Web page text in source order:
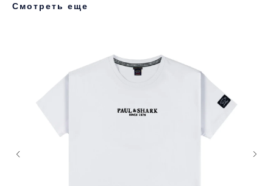
Смотреть еще